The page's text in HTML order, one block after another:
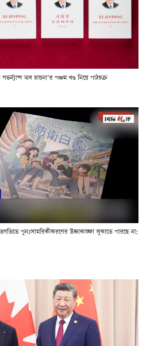
অব চায়না’র পঞ্চম খণ্ড নিয়ে পাঠচক্র
পুনঃসামরিকীকরণের উচ্চাকাঙ্ক্ষা লুকাতে পারছে না: